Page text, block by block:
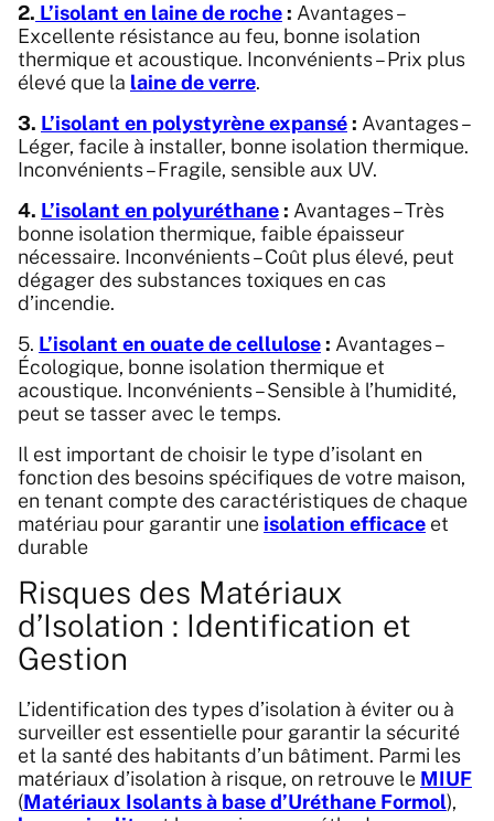
2. L’isolant en laine de roche: Avantages –
Excellente résistance au feu, bonne isolation
thermique et acoustique. Inconvénients – Prix plus
élevé que la laine de verre.
3. L’isolant en polystyrène expansé: Avantages –
Léger, facile à installer, bonne isolation thermique.
Inconvénients – Fragile, sensible aux UV.
4. L’isolant en polyuréthane: Avantages – Très
bonne isolation thermique, faible épaisseur
nécessaire. Inconvénients – Coût plus élevé, peut
dégager des substances toxiques en cas
d’incendie.
5. L’isolant en ouate de cellulose: Avantages –
Écologique, bonne isolation thermique et
acoustique. Inconvénients – Sensible à l’humidité,
peut se tasser avec le temps.
Il est important de choisir le type d’isolant en
fonction des besoins spécifiques de votre maison,
en tenant compte des caractéristiques de chaque
matériau pour garantir une isolation efficace et
durable
Risques des Matériaux
d’Isolation : Identification et
Gestion
L’identification des types d’isolation à éviter ou à
surveiller est essentielle pour garantir la sécurité
et la santé des habitants d’un bâtiment. Parmi les
matériaux d’isolation à risque, on retrouve le MIUF
(Matériaux Isolants à base d’Uréthane Formol),